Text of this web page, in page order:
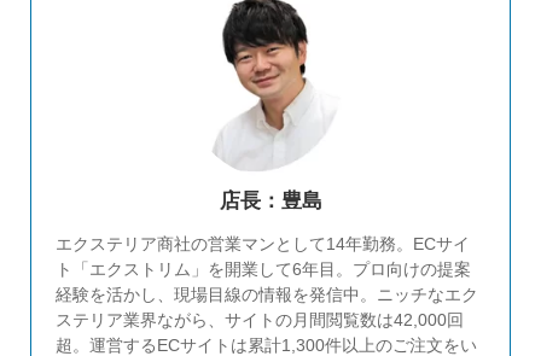
店長：豊島
エクステリア商社の営業マンとして14年勤務。ECサイ
ト「エクストリム」を開業して6年目。プロ向けの提案
経験を活かし、現場目線の情報を発信中。ニッチなエク
ステリア業界ながら、サイトの月間閲覧数は42,000回
超。運営するECサイトは累計1,300件以上のご注文をい